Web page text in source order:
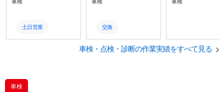
た。 シャフトブーツはそ
のままにしていると異音
の原因にもなるので早め
す！ 車種や状態によって
仕上がりは異なります
車検
土日営業
車検
ワステポンプもエンジン
オイルでべったりでし
た。 ガスケットは経年劣
化でが固くなり漏れの原
車検
交換
修理
車検整備です。 作業
は、タイヤ・バッテ
車検
車検・点検・診断の作業実績をすべて見る
車検